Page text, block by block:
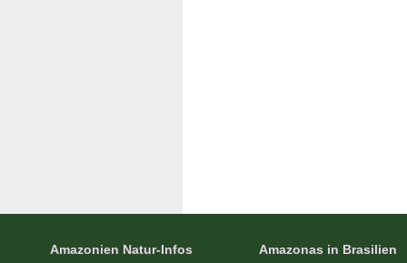
Amazonien Natur-Infos Amazonas in Brasilien